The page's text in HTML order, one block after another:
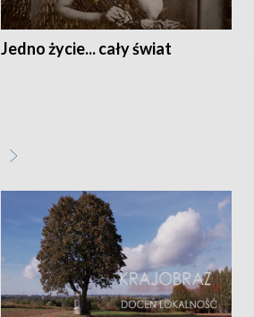
Jedno życie... cały świat